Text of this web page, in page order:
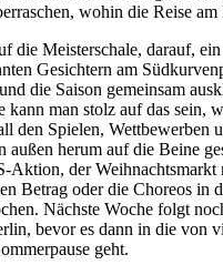
wohin die Reise am
die Meisterschale, darauf,
Gesichtern am
die Saison gemeinsam
kann man stolz auf das sein,
den Spielen, Wettbewerben
außen herum auf die Beine
Aktion, der Weihnachtsmarkt
Betrag oder die Choreos in
Nächste Woche folgt
bevor es dann in die von
geht.